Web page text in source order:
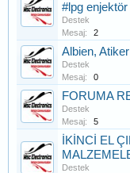
#lpg
Destek
Mesaj:
2
Albien,
Destek
Mesaj:
0
FORUMA
Destek
Mesaj:
5
İKİNCİ EL
Destek